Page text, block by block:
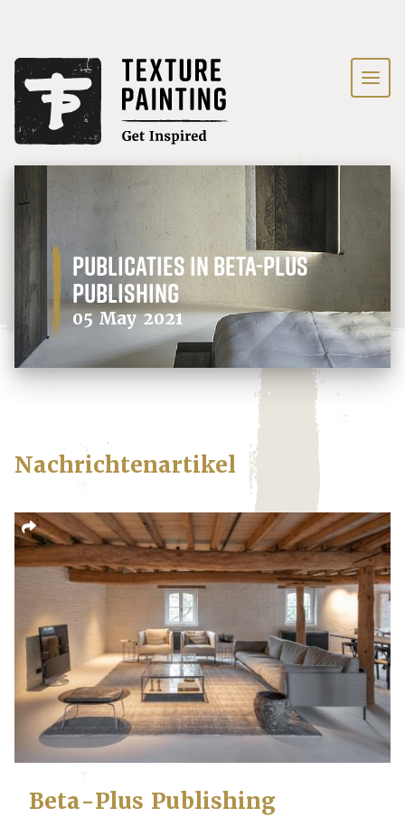
Publicaties in Beta-Plus
Publishing
05 May 2021
Nachrichtenartikel
Beta-Plus Publishing